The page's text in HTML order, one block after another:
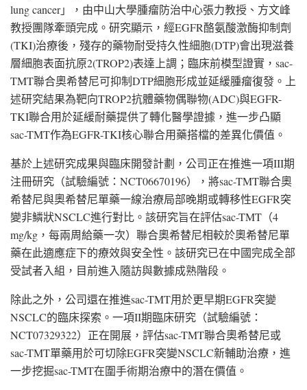
lung cancer」，由中山大學腫瘤防治中心張力教授、方文峰
教授團隊牽頭完成。研究顯示，經EGFR酪氨酸激酶抑制劑
(TKI)治療後，殘存的藥物耐受持久性細胞(DTP)會出現滋養
層細胞表面抗原2(TROP2)表達上調；臨床前模型證實，sac-
TMT聯合奧希替尼可抑制DTP細胞形成並延緩腫瘤復發。上
述研究結果為靶向TROP2抗體藥物偶聯物(ADC)與EGFR-
TKI聯合用於延緩耐藥提供了轉化醫學證據，進一步凸顯
sac-TMT作為EGFR-TKI核心聯合用藥搭檔的差異化價值。
基於上述研究成果與臨床開發計劃，公司正在推進一項III期
注冊研究（試驗編號：NCT06670196），將sac-TMT聯合奧
希替尼與奧希替尼單藥一線治療局部晚期或轉移性EGFR突
變非鱗狀NSCLC進行對比。該研究旨在評估sac-TMT（4
mg/kg，每兩周給藥一次）聯合奧希替尼相較於奧希替尼單
藥在此適應症下的療效與安全性。該研究已在中國完成全部
受試者入組，目前進入隨訪與數據成熟階段。
除此之外，公司還在推進sac-TMT用於更早期EGFR突變
NSCLC的臨床探索。一項II期臨床研究（試驗編號：
NCT07329322）正在開展，評估sac-TMT聯合奧希替尼或
sac-TMT單藥用於可切除EGFR突變NSCLC新輔助治療，進
一步挖掘sac-TMT在圍手術期治療中的潛在價值。